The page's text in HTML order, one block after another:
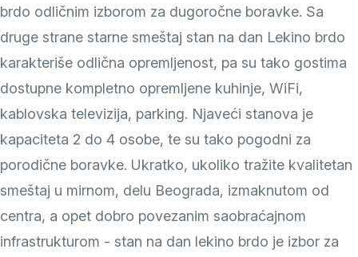
brdo odličnim izborom za dugoročne boravke. Sa
druge strane starne smeštaj stan na dan Lekino brdo
karakteriše odlična opremljenost, pa su tako gostima
dostupne kompletno opremljene kuhinje, WiFi,
kablovska televizija, parking. Njaveći stanova je
kapaciteta 2 do 4 osobe, te su tako pogodni za
porodične boravke. Ukratko, ukoliko tražite kvalitetan
smeštaj u mirnom, delu Beograda, izmaknutom od
centra, a opet dobro povezanim saobraćajnom
infrastrukturom - stan na dan lekino brdo je izbor za